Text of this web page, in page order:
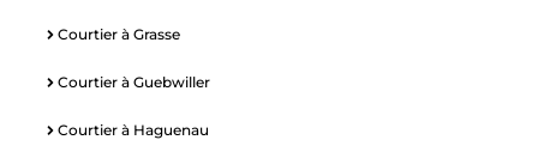
Courtier à Grasse
Courtier à Guebwiller
Courtier à Haguenau